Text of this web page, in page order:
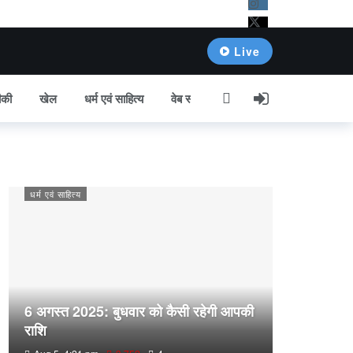
Live
खेल धर्म एवं साहित्य वेब स्टोरी अन्य खबर
धर्म एवं साहित्य
6 अगस्त 2025: बुधवार को कैसी रहेगी आपकी
राशि